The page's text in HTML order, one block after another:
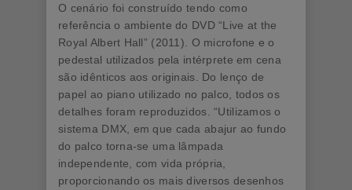
O cenário foi construído tendo como
referência o ambiente do DVD “Live at the
Royal Albert Hall” (2011). O microfone e o
pedestal utilizados pela intérprete em cena
são idênticos aos originais. Do lenço de
papel ao piano utilizado no palco, todos os
detalhes foram reproduzidos. “Utilizamos o
sistema DMX, em que cada abajur ao fundo
do palco torna-se uma lâmpada
independente, com vida própria,
proporcionando os mais diversos desenhos